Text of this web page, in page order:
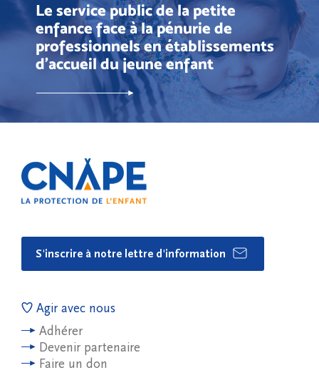
Le service public de la petite
enfance face à la pénurie de
professionnels en établissements
d’accueil du jeune enfant
S'inscrire à notre lettre d'information
Agir avec nous
Adhérer
Devenir partenaire
Faire un don